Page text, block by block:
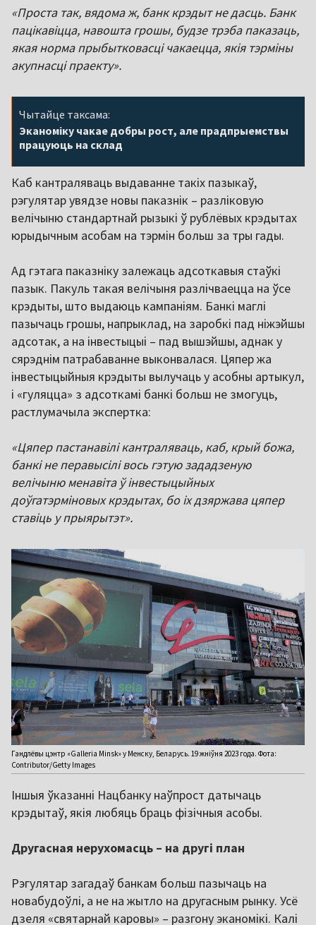
«Проста так, вядома ж, банк крэдыт не дасць. Банк
пацікавіцца, навошта грошы, будзе трэба паказаць,
якая норма прыбытковасці чакаецца, якія тэрміны
акупнасці праекту».
Чытайце таксама:
Эканоміку чакае добры рост, але прадпрыемствы
працуюць на склад
Каб кантраляваць выдаванне такіх пазыкаў,
рэгулятар увядзе новы паказнік – разліковую
велічыню стандартнай рызыкі ў рублёвых крэдытах
юрыдычным асобам на тэрмін больш за тры гады.
Ад гэтага паказніку залежаць адсоткавыя стаўкі
пазык. Пакуль такая велічыня разлічваецца на ўсе
крэдыты, што выдаюць кампаніям. Банкі маглі
пазычаць грошы, напрыклад, на заробкі пад ніжэйшы
адсотак, а на інвестыцыі – пад вышэйшы, аднак у
сярэднім патрабаванне выконвалася. Цяпер жа
інвестыцыйныя крэдыты вылучаць у асобны артыкул,
і «гуляцца» з адсоткамі банкі больш не змогуць,
растлумачыла экспертка:
«Цяпер пастанавілі кантраляваць, каб, крый божа,
банкі не перавысілі вось гэтую зададзеную
велічыню менавіта ў інвестыцыйных
доўгатэрміновых крэдытах, бо іх дзяржава цяпер
ставіць у прыярытэт».
Гандлёвы цэнтр «Galleria Minsk» у Менску, Беларусь. 19 жніўня 2023 года. Фота:
Contributor/Getty Images
Іншыя ўказанні Нацбанку наўпрост датычаць
крэдытаў, якія любяць браць фізічныя асобы.
Другасная нерухомасць – на другі план
Рэгулятар загадаў банкам больш пазычаць на
новабудоўлі, а не на жытло на другасным рынку. Усё
дзеля «святарнай каровы» – разгону эканомікі. Калі